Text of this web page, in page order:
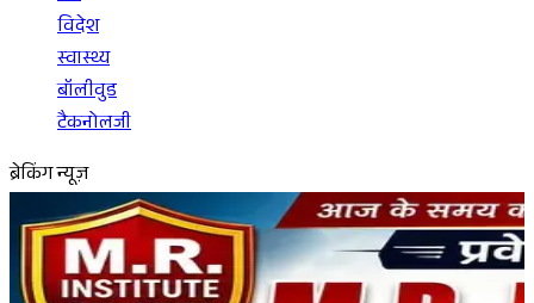
विदेश
स्वास्थ्य
बॉलीवुड
टैकनोलजी
ब्रेकिंग न्यूज़